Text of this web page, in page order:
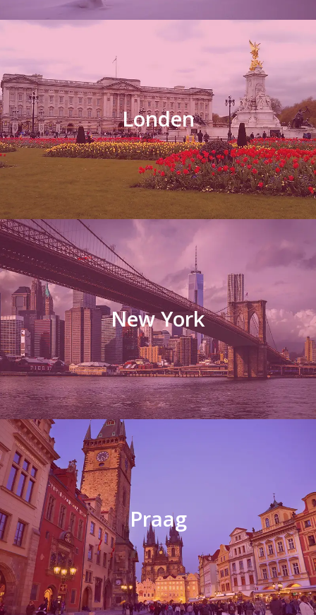
Londen
New York
Praag